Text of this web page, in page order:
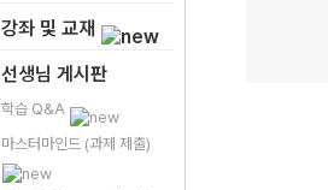
강좌 및 교재
선생님 게시판
학습 Q&A
마스터마인드 (과제 제출)